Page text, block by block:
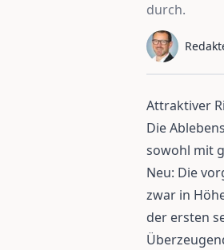
durch.
Attraktiver
Die
sowohl mit
Neu: Die
zwar in
der ersten